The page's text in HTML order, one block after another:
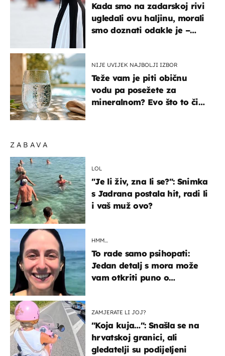
ZABAVA
LOL
"Je li živ, zna li se?": Snimka
s Jadrana postala hit, radi li
i vaš muž ovo?
HMM…
To rade samo psihopati:
Jedan detalj s mora može
vam otkriti puno o
ZAMJERATE LI JOJ?
"Koja kuja…": Snašla se na
hrvatskoj granici, ali
gledatelji su podijeljeni
Kada smo na zadarskoj rivi
ugledali ovu haljinu, morali
smo doznati odakle je –
NIJE UVIJEK NAJBOLJI IZBOR
Teže vam je piti običnu
vodu pa posežete za
mineralnom? Evo što to čini